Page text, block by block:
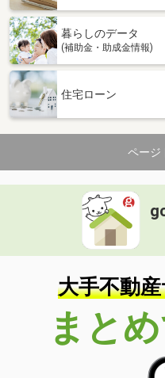
暮らしのデータ
(補助金・助成金情報)
住宅ローン
ページ
大手不動
まと